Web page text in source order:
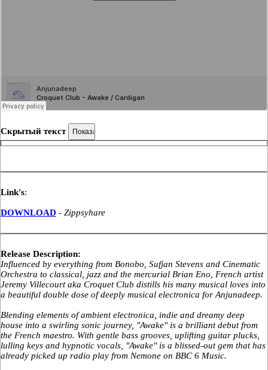
Скрытый текст
Link's:
DOWNLOAD - Zippsyhare
Release Description:
Influenced by everything from Bonobo, Sufjan Stevens and Cinematic
Orchestra to classical, jazz and the mercurial Brian Eno, French artist
Jeremy Villecourt aka Croquet Club distills his many musical loves into
a beautiful double dose of deeply musical electronica for Anjunadeep.
Blending elements of ambient electronica, indie and dreamy deep
house into a swirling sonic journey, "Awake" is a brilliant debut from
the French maestro. With gentle bass grooves, uplifting guitar plucks,
lulling keys and hypnotic vocals, "Awake" is a blissed-out gem that has
already picked up radio play from Nemone on BBC 6 Music.